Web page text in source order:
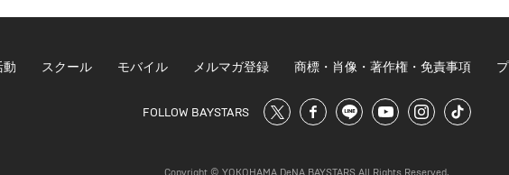
スクール モバイル メルマガ登録 商標・肖像・著作権・免責事項
FOLLOW BAYSTARS
Copyright © YOKOHAMA DeNA BAYSTARS All Rights Reserved.